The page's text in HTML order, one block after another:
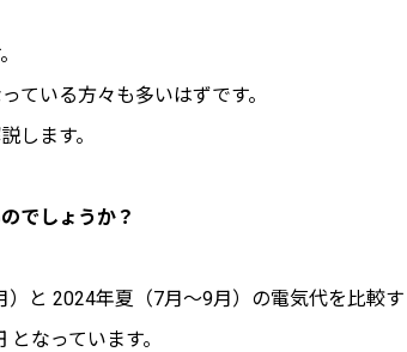
ている方々も多いはずです。
します。
でしょうか？
と 2024年夏（7月～9月）の電気代を比較
なっています。